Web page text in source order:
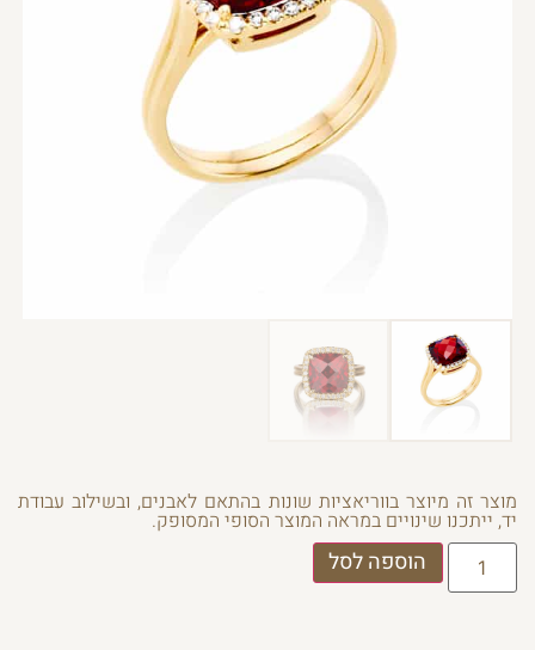
מוצר זה מיוצר בווריאציות שונות בהתאם לאבנים, ובשילוב עבודת
יד, ייתכנו שינויים במראה המוצר הסופי המסופק.
הוספה לסל